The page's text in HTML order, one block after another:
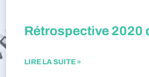
Rétrospective 2020
LIRE LA SUITE »